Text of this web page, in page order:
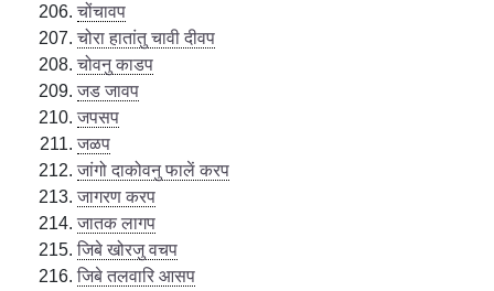
चोंचावप
चोरा हातांतु चावी दीवप
चोवनु काडप
जड जावप
जपसप
जळप
जांगो दाकोवनु फालें करप
जागरण करप
जातक लागप
जिबे खोरजु वचप
जिबे तलवारि आसप